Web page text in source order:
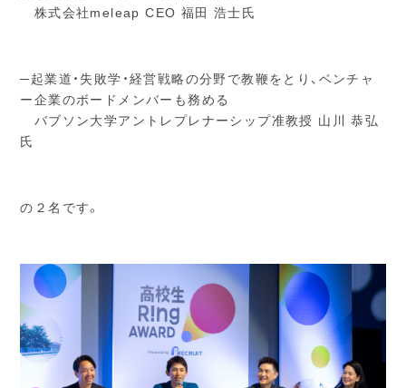
株式会社meleap CEO 福田 浩士氏
─起業道・失敗学・経営戦略の分野で教鞭をとり、ベンチャ
ー企業のボードメンバーも務める
バブソン大学アントレプレナーシップ准教授 山川 恭弘
氏
の２名です。